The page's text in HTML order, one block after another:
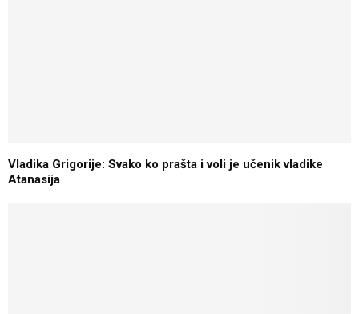
Vladika Grigorije: Svako ko prašta i voli je učenik vladike
Atanasija